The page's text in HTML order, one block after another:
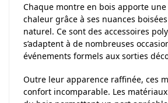
Chaque montre en bois apporte
chaleur grâce à ses nuances
naturel. Ce sont des accessoires
s’adaptent à de nombreuses
événements formels aux sorties
Outre leur apparence raffinée, ces
confort incomparable. Les